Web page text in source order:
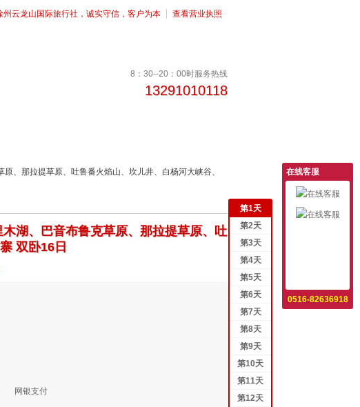
州云龙山国际旅行社，诚实守信，客户为本 查看营业执照
8：30--20：00时服务热线
13291010118
、那拉提草原、吐鲁番火焰山、坎儿井、白杨河大峡谷、
湖、巴音布鲁克草原、那拉提草原、吐
双卧16日
网银支付
第1天
第2天
第3天
第4天
第5天
第6天
第7天
第8天
第9天
第10天
第11天
第12天
在线客服
0516-82636918